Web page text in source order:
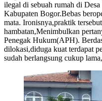
ilegal di sebuah rumah di
Kabupaten Bogor.Bebas
mata. Ironisnya,praktik
hambatan,Menimbulkan
Penegak Hukum(APH).
dilokasi,diduga kuat terdapat
sudah berlangsung cukup